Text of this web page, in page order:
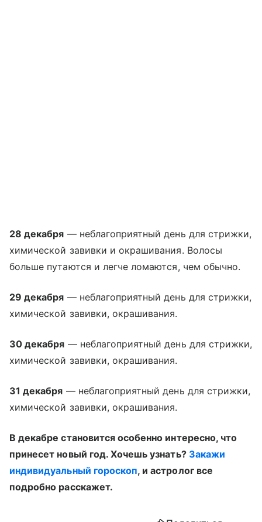
28 декабря — неблагоприятный день для стрижки,
химической завивки и окрашивания. Волосы
больше путаются и легче ломаются, чем обычно.
29 декабря — неблагоприятный день для стрижки,
химической завивки, окрашивания.
30 декабря — неблагоприятный день для стрижки,
химической завивки, окрашивания.
31 декабря — неблагоприятный день для стрижки,
химической завивки, окрашивания.
В декабре становится особенно интересно, что
принесет новый год. Хочешь узнать? Закажи
индивидуальный гороскоп, и астролог все
подробно расскажет.